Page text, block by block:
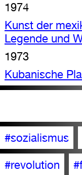
1974
Kunst der
Legende und
1973
Kubanische
#sozialismus
#revolution